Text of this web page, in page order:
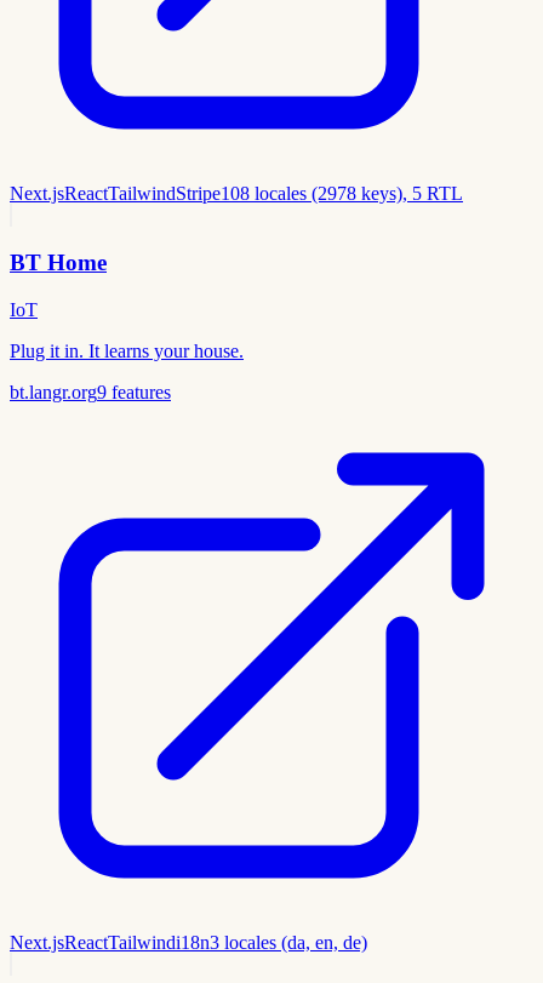
Next.jsReactTailwindStripe108 locales (2978 keys), 5 RTL
BT Home
IoT
Plug it in. It learns your house.
bt.langr.org9 features
Next.jsReactTailwindi18n3 locales (da, en, de)